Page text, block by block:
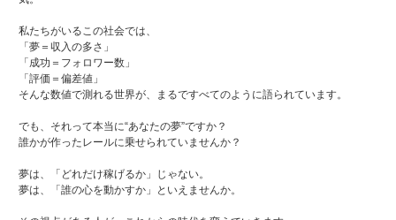
私たちがいるこの社会では、
「夢＝収入の多さ」
「成功＝フォロワー数」
「評価＝偏差値」
そんな数値で測れる世界が、まるですべてのように語られています。
でも、それって本当に“あなたの夢”ですか？
誰かが作ったレールに乗せられていませんか？
夢は、「どれだけ稼げるか」じゃない。
夢は、「誰の心を動かすか」といえませんか。